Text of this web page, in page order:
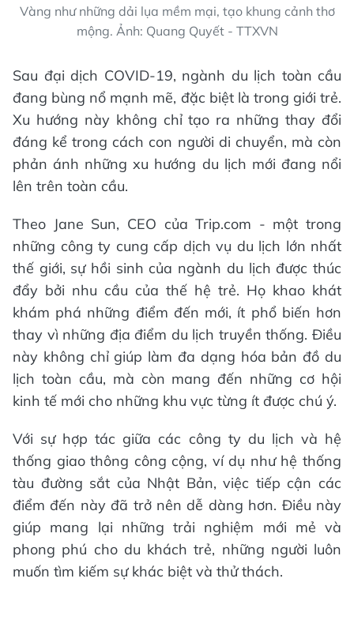
Vàng như những dải lụa mềm mại, tạo khung cảnh thơ
mộng. Ảnh: Quang Quyết - TTXVN
Sau đại dịch COVID-19, ngành du lịch toàn cầu
đang bùng nổ mạnh mẽ, đặc biệt là trong giới trẻ.
Xu hướng này không chỉ tạo ra những thay đổi
đáng kể trong cách con người di chuyển, mà còn
phản ánh những xu hướng du lịch mới đang nổi
lên trên toàn cầu.
Theo Jane Sun, CEO của Trip.com - một trong
những công ty cung cấp dịch vụ du lịch lớn nhất
thế giới, sự hồi sinh của ngành du lịch được thúc
đẩy bởi nhu cầu của thế hệ trẻ. Họ khao khát
khám phá những điểm đến mới, ít phổ biến hơn
thay vì những địa điểm du lịch truyền thống. Điều
này không chỉ giúp làm đa dạng hóa bản đồ du
lịch toàn cầu, mà còn mang đến những cơ hội
kinh tế mới cho những khu vực từng ít được chú ý.
Với sự hợp tác giữa các công ty du lịch và hệ
thống giao thông công cộng, ví dụ như hệ thống
tàu đường sắt của Nhật Bản, việc tiếp cận các
điểm đến này đã trở nên dễ dàng hơn. Điều này
giúp mang lại những trải nghiệm mới mẻ và
phong phú cho du khách trẻ, những người luôn
muốn tìm kiếm sự khác biệt và thử thách.